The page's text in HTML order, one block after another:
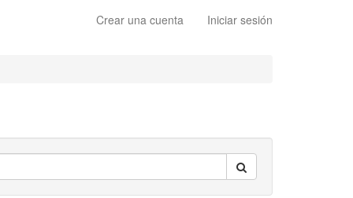
Crear una cuenta Iniciar sesión